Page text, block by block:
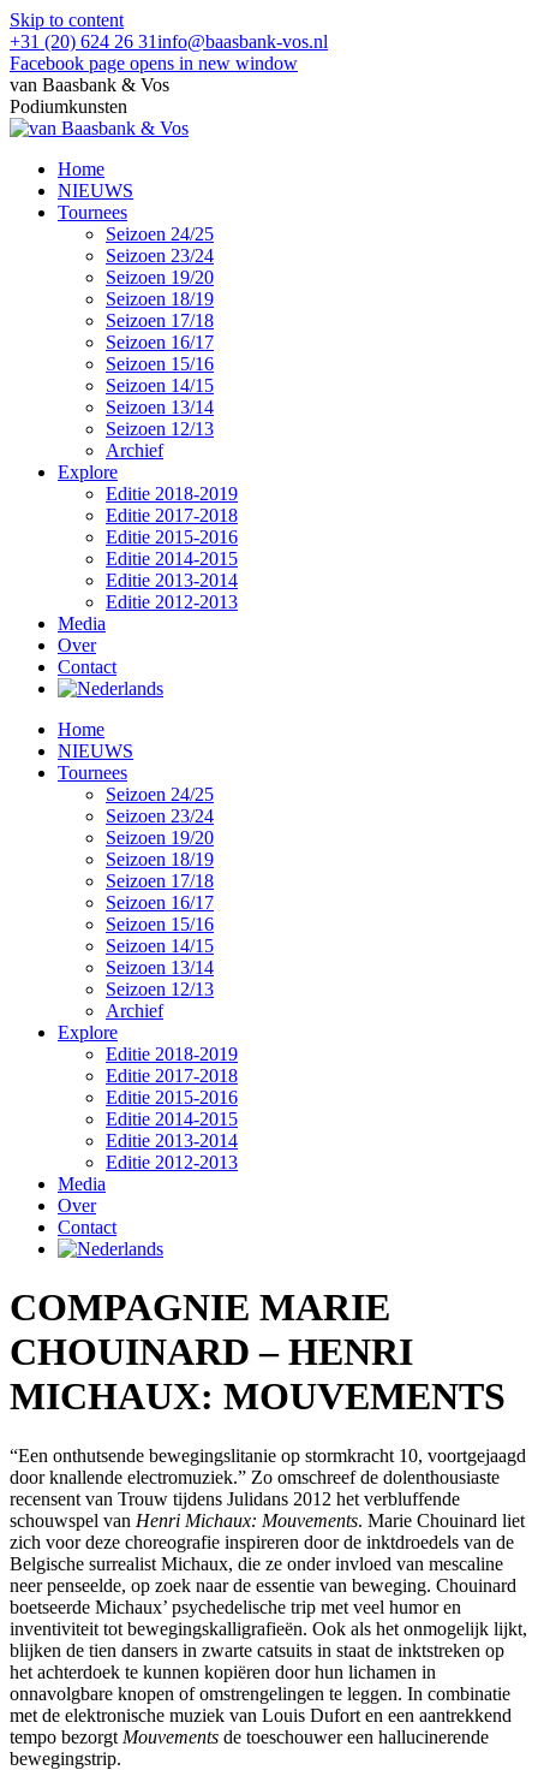
Skip to content
+31 (20) 624 26 31info@baasbank-vos.nl
Facebook page opens in new window
van Baasbank & Vos
Podiumkunsten
Home
NIEUWS
Tournees
Seizoen 24/25
Seizoen 23/24
Seizoen 19/20
Seizoen 18/19
Seizoen 17/18
Seizoen 16/17
Seizoen 15/16
Seizoen 14/15
Seizoen 13/14
Seizoen 12/13
Archief
Explore
Editie 2018-2019
Editie 2017-2018
Editie 2015-2016
Editie 2014-2015
Editie 2013-2014
Editie 2012-2013
Media
Over
Contact
Home
NIEUWS
Tournees
Seizoen 24/25
Seizoen 23/24
Seizoen 19/20
Seizoen 18/19
Seizoen 17/18
Seizoen 16/17
Seizoen 15/16
Seizoen 14/15
Seizoen 13/14
Seizoen 12/13
Archief
Explore
Editie 2018-2019
Editie 2017-2018
Editie 2015-2016
Editie 2014-2015
Editie 2013-2014
Editie 2012-2013
Media
Over
Contact
COMPAGNIE MARIE
CHOUINARD – HENRI
MICHAUX: MOUVEMENTS
“Een onthutsende bewegingslitanie op stormkracht 10, voortgejaagd
door knallende electromuziek.” Zo omschreef de dolenthousiaste
recensent van Trouw tijdens Julidans 2012 het verbluffende
schouwspel van Henri Michaux: Mouvements. Marie Chouinard liet
zich voor deze choreografie inspireren door de inktdroedels van de
Belgische surrealist Michaux, die ze onder invloed van mescaline
neer penseelde, op zoek naar de essentie van beweging. Chouinard
boetseerde Michaux’ psychedelische trip met veel humor en
inventiviteit tot bewegingskalligrafieën. Ook als het onmogelijk lijkt,
blijken de tien dansers in zwarte catsuits in staat de inktstreken op
het achterdoek te kunnen kopiëren door hun lichamen in
onnavolgbare knopen of omstrengelingen te leggen. In combinatie
met de elektronische muziek van Louis Dufort en een aantrekkend
tempo bezorgt Mouvements de toeschouwer een hallucinerende
bewegingstrip.